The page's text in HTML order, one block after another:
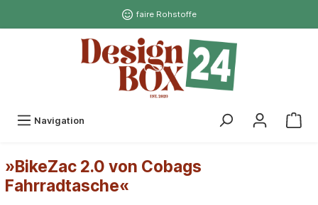
faire Rohstoffe
Navigation
»BikeZac 2.0 von Cobags
Fahrradtasche«